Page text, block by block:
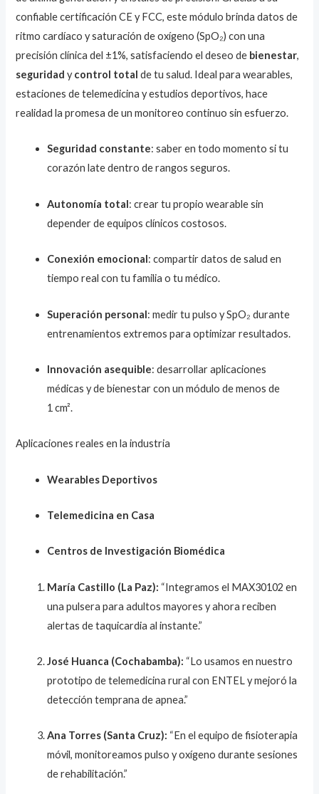
confiable certificación CE y FCC, este módulo brinda datos de
ritmo cardíaco y saturación de oxígeno (SpO₂) con una
precisión clínica del ±1%, satisfaciendo el deseo de bienestar,
seguridad ycontrol total de tu salud. Ideal para wearables,
estaciones de telemedicina y estudios deportivos, hace
realidad la promesa de un monitoreo continuo sin esfuerzo.
Seguridad constante: saber en todo momento si tu
corazón late dentro de rangos seguros.
Autonomía total: crear tu propio wearable sin
depender de equipos clínicos costosos.
Conexión emocional: compartir datos de salud en
tiempo real con tu familia o tu médico.
Superación personal: medir tu pulso y SpO₂ durante
entrenamientos extremos para optimizar resultados.
Innovación asequible: desarrollar aplicaciones
médicas y de bienestar con un módulo de menos de
1 cm².
Aplicaciones reales en la industria
Wearables Deportivos
Telemedicina en Casa
Centros de Investigación Biomédica
María Castillo (La Paz): “Integramos el MAX30102 en
una pulsera para adultos mayores y ahora reciben
alertas de taquicardia al instante.”
José Huanca (Cochabamba): “Lo usamos en nuestro
prototipo de telemedicina rural con ENTEL y mejoró la
detección temprana de apnea.”
Ana Torres (Santa Cruz): “En el equipo de fisioterapia
móvil, monitoreamos pulso y oxígeno durante sesiones
de rehabilitación.”